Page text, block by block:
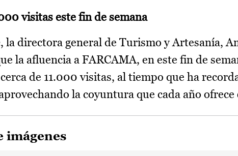
visitas este fin de semana
la directora general de Turismo y Artesanía,
la afluencia a FARCAMA, en este fin de
de 11.000 visitas, al tiempo que ha
la coyuntura que cada año
imágenes